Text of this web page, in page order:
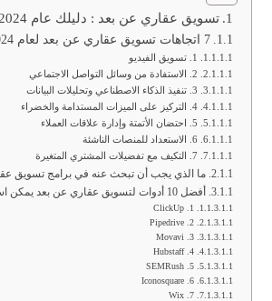
تسويق عقاري عن بعد : دليلك عام 2024
7 اتجاهات تسويق عقاري عن بعد لعام 2024
1. تسويق الفيديو
2. الاستفادة من وسائل التواصل الاجتماعي
3. تنفيذ الذكاء الاصطناعي وتحليلات البيانات
4. التركيز على الميزات المستدامة والخضراء
5. احتضان الأتمتة وإدارة علاقات العملاء
6. الاستعداد للمنصات الناشئة
7. التكيف مع تفضيلات المشتري المتغيرة
ما الذي يجب أن تبحث عنه في برامج تسويق
أفضل 10 أدوات لتسويق عقاري عن بعد يمكن استخدامها في عام 2024
1. ClickUp
2. Pipedrive
3. Movavi
4. Hubstaff
5. SEMRush
6. Iconosquare
7. Wix